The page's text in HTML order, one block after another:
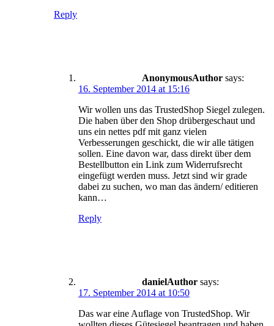
Reply
Anonymous
says:
16. September 2014 at 15:16
Wir wollen uns das TrustedShop Siegel zulegen.
Die haben über den Shop drübergeschaut und
uns ein nettes pdf mit ganz vielen
Verbesserungen geschickt, die wir alle tätigen
sollen. Eine davon war, dass direkt über dem
Bestellbutton ein Link zum Widerrufsrecht
eingefügt werden muss. Jetzt sind wir grade
dabei zu suchen, wo man das ändern/ editieren
kann…
Reply
daniel
says:
17. September 2014 at 10:50
Das war eine Auflage von TrustedShop. Wir